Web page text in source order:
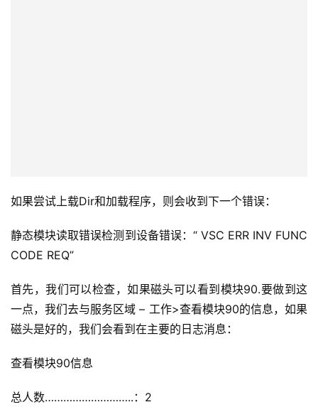
如果尝试上载Dir和加载程序，则会收到下一个错误：
静态模块读取错误检测到设备错误：“ VSC ERR INV FUNC
CODE REQ”
首先，我们可以检查，如果磁头可以看到模块90.要做到这
一点，我们去与服务区域 – 工作>查看模块90的信息，如果
磁头是好的，我们会看到在主要的日志消息：
查看模块90信息
总人数………………………..：2